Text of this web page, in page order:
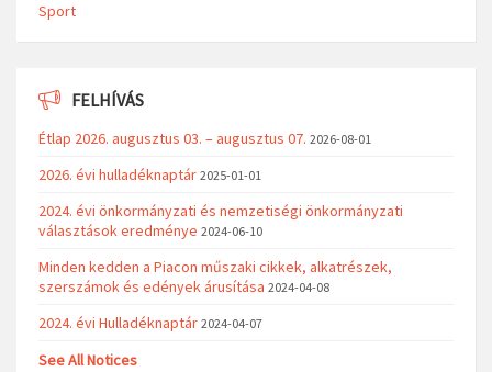
Sport
FELHÍVÁS
Étlap 2026. augusztus 03. – augusztus 07. 2026-08-01
2026. évi hulladéknaptár 2025-01-01
2024. évi önkormányzati és nemzetiségi önkormányzati
választások eredménye 2024-06-10
Minden kedden a Piacon műszaki cikkek, alkatrészek,
szerszámok és edények árusítása 2024-04-08
2024. évi Hulladéknaptár 2024-04-07
See All Notices